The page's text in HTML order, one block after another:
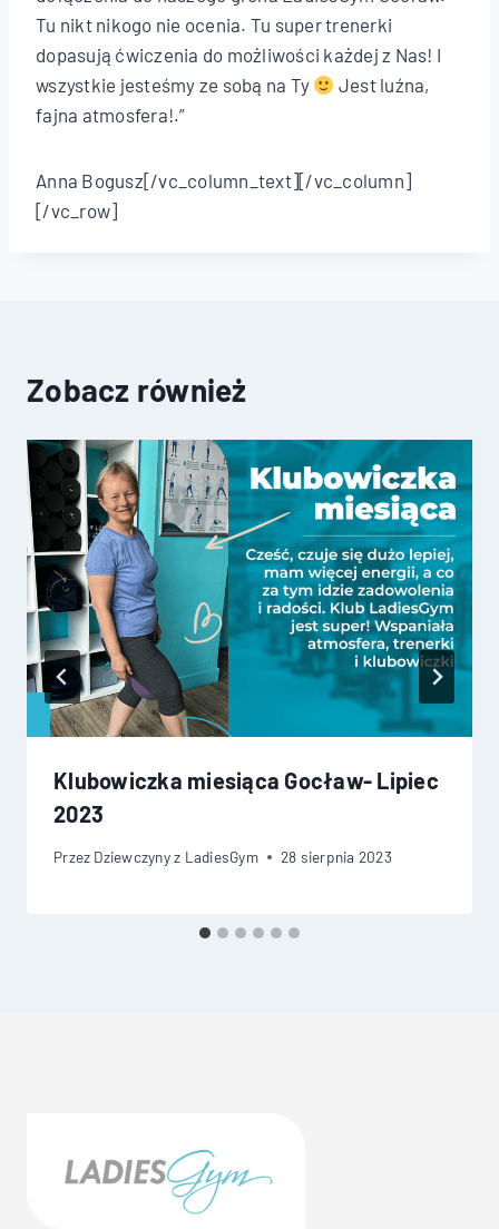
Tu nikt nikogo nie ocenia. Tu super trenerki
dopasują ćwiczenia do możliwości każdej z Nas! I
wszystkie jesteśmy ze sobą na Ty
Jest luźna,
fajna atmosfera!.”
Anna Bogusz[/vc_column_text][/vc_column]
[/vc_row]
Zobacz również
Klubowiczka miesiąca Gocław- Lipiec
2023
Przez Dziewczyny z LadiesGym 28 sierpnia 2023